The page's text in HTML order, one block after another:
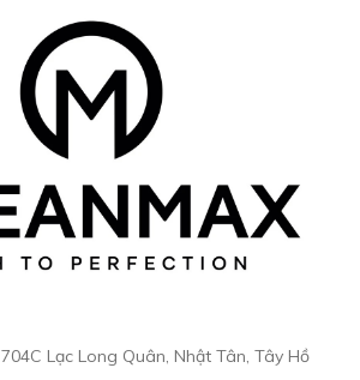
704C Lạc Long Quân, Nhật Tân, Tây Hồ